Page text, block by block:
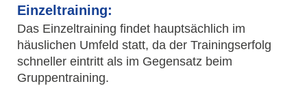
Einzeltraining:
Das Einzeltraining findet hauptsächlich im
häuslichen Umfeld statt, da der Trainingserfolg
schneller eintritt als im Gegensatz beim
Gruppentraining.